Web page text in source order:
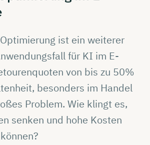
ist ein weiterer
für KI im E-
von bis zu 50%
besonders im Handel
Problem. Wie klingt es,
senken und hohe Kosten